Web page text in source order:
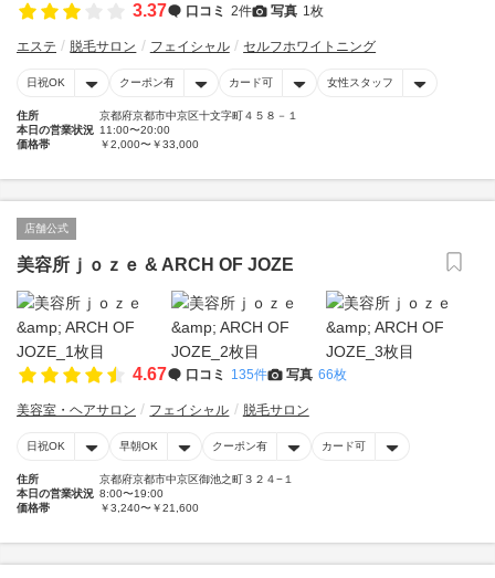
3.37 口コミ 2件 写真 1枚
エステ 脱毛サロン フェイシャル セルフホワイトニング
日祝OK クーポン有 カード可 女性スタッフ
住所
京都府京都市中京区十文字町４５８－１
本日の営業状況 11:00〜20:00
価格帯
￥2,000〜￥33,000
店舗公式
美容所ｊｏｚｅ & ARCH OF JOZE
4.67 口コミ 135件 写真 66枚
美容室・ヘアサロン フェイシャル 脱毛サロン
日祝OK 早朝OK クーポン有 カード可
住所
京都府京都市中京区御池之町３２４−１
本日の営業状況 8:00〜19:00
価格帯
￥3,240〜￥21,600